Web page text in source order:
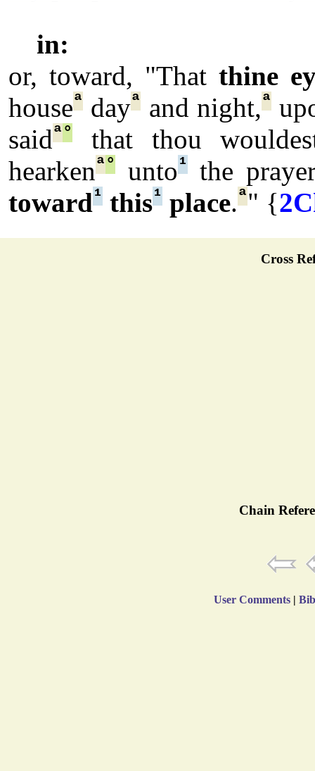
in:
or, toward, "That thine
houseª dayª and night,ª
saidª°
that thou
hearkenª° unto¹the
toward¹ this¹ place.ª" {
Cross
Chain
User Comments |